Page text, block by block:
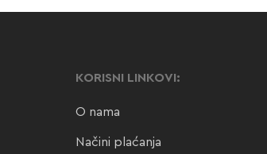
KORISNI LINKOVI:
O nama
Načini plaćanja